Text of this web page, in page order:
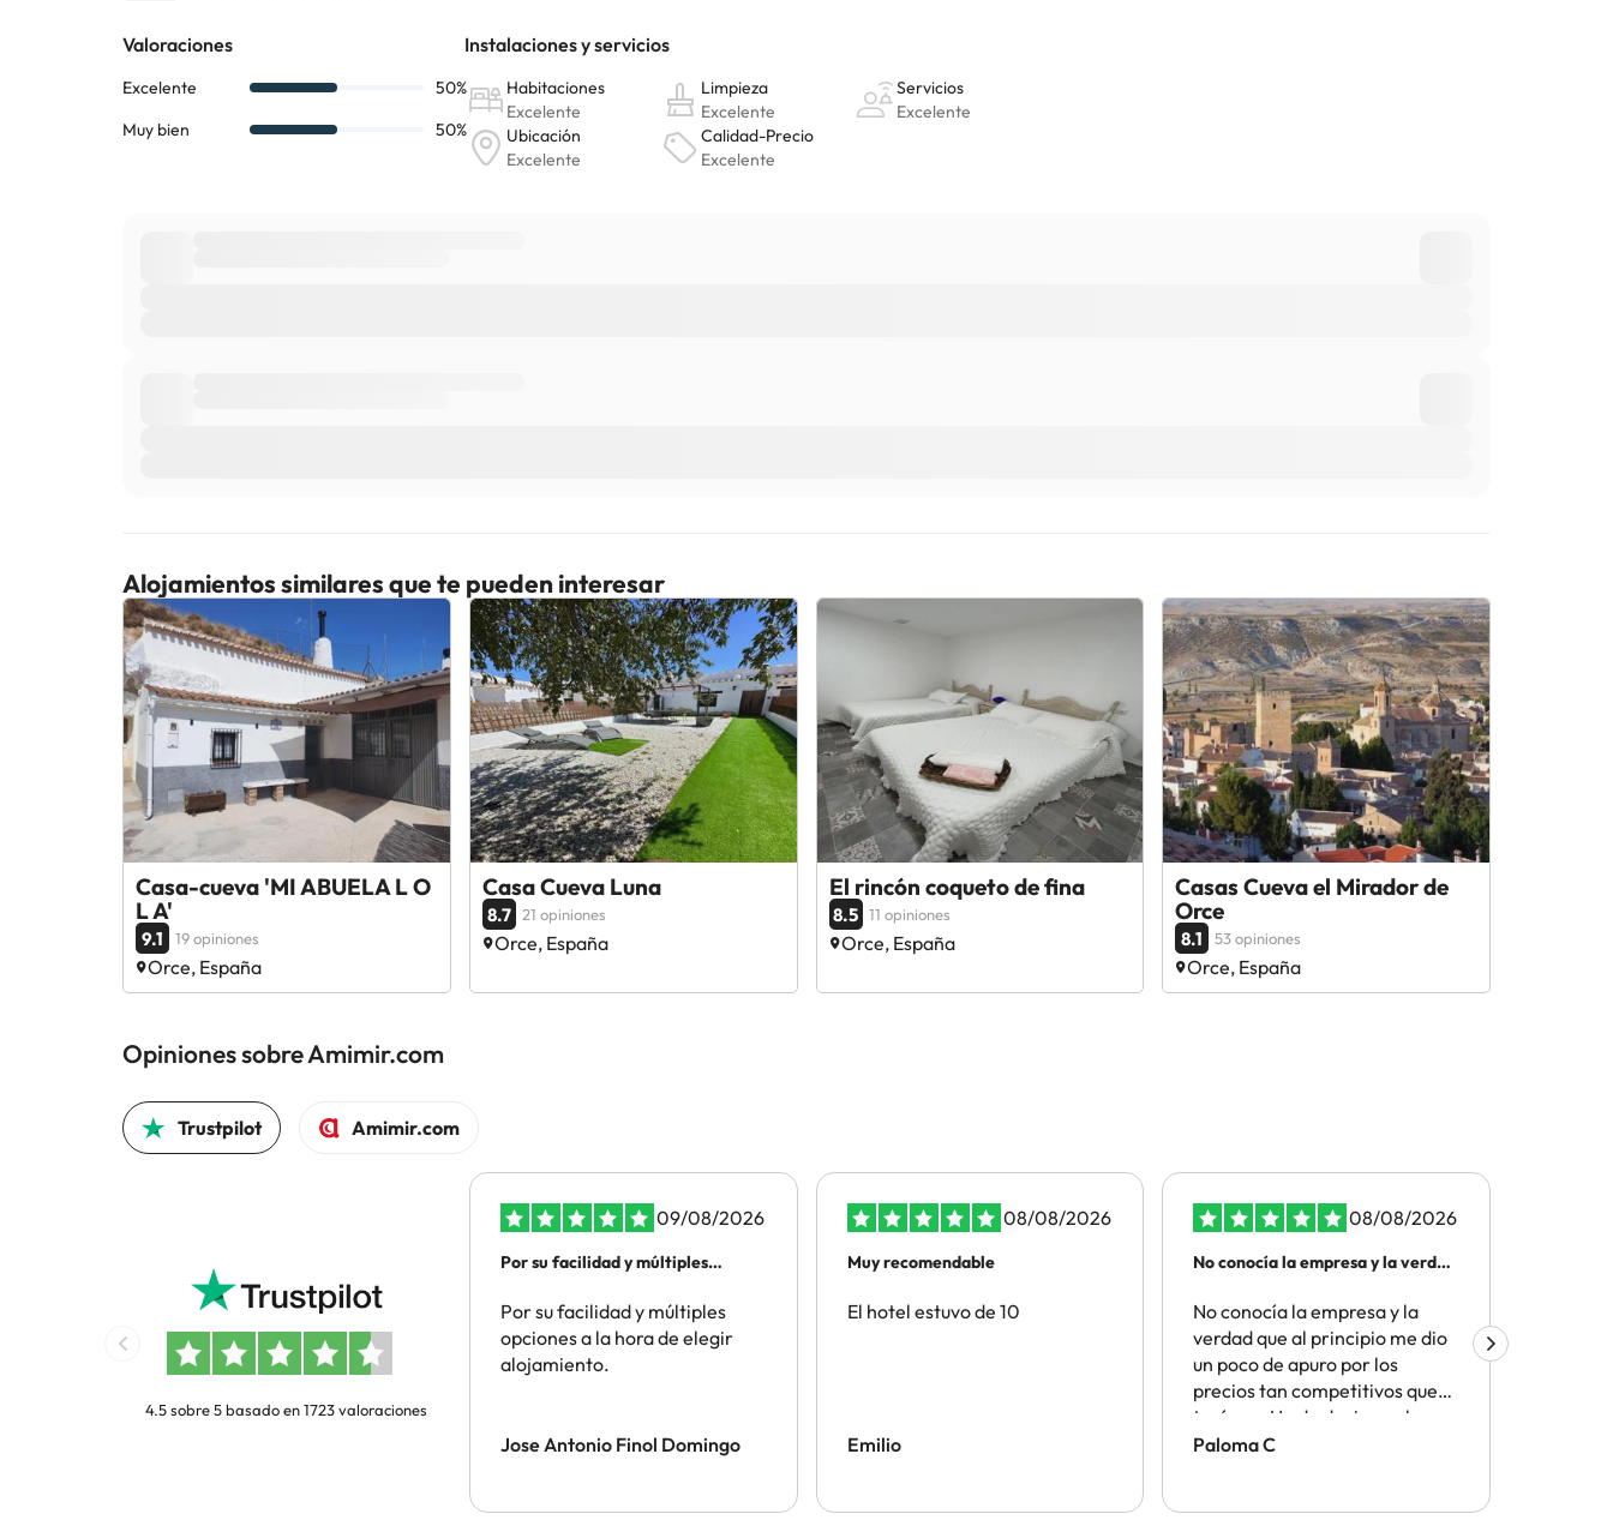
Alojamientos similares que te pueden interesar
Casa-cueva 'MI ABUELA L O
L A'
9.1 19 opiniones
Orce, España
Casa Cueva Luna
8.7 21 opiniones
Orce, España
El rincón coqueto de fina
8.5 11 opiniones
Orce, España
Casas Cueva el Mirador de
Orce
8.1 53 opiniones
Orce, España
Opiniones sobre Amimir.com
Trustpilot Amimir.com
4.5 sobre 5 basado en 1723 valoraciones
09/08/2026
Por su facilidad y múltiples
Por su facilidad y múltiples
opciones a la hora de elegir
alojamiento.
Jose Antonio Finol Domingo
08/08/2026
Muy recomendable
El hotel estuvo de 10
Emilio
08/08/2026
No conocía la empresa y la verdad
No conocía la empresa y la
verdad que al principio me dio
un poco de apuro por los
precios tan competitivos que
tenían... He de decir que ha
sido todo de 10 y seguro
Paloma C